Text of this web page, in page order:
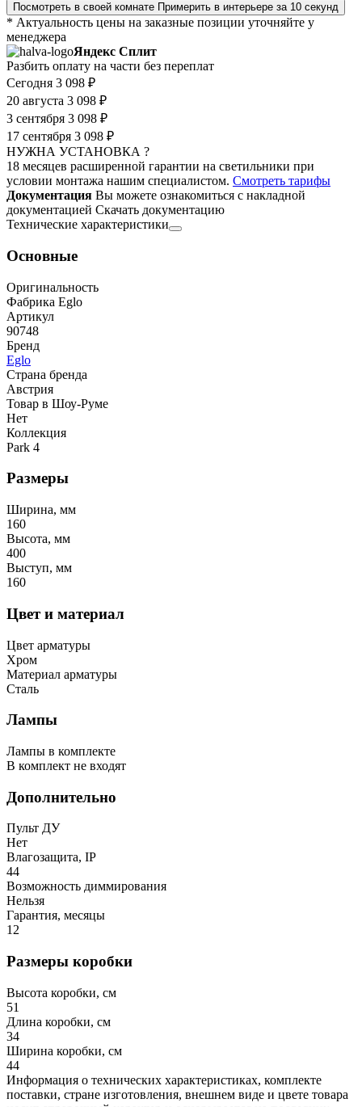
Посмотреть в своей комнате Примерить в интерьере за 10 секунд
* Актуальность цены на заказные позиции уточняйте у
менеджера
Яндекс Сплит
Разбить оплату на части без переплат
Сегодня 3 098 ₽
20 августа 3 098 ₽
3 сентября 3 098 ₽
17 сентября 3 098 ₽
НУЖНА УСТАНОВКА ?
18 месяцев расширенной гарантии на светильники при
условии монтажа нашим специалистом. Смотреть тарифы
Документация Вы можете ознакомиться с накладной
документацией Скачать документацию
Технические характеристики
Основные
Оригинальность
Фабрика Eglo
Артикул
90748
Бренд
Eglo
Страна бренда
Австрия
Товар в Шоу-Руме
Нет
Коллекция
Park 4
Размеры
Ширина, мм
160
Высота, мм
400
Выступ, мм
160
Цвет и материал
Цвет арматуры
Хром
Материал арматуры
Сталь
Лампы
Лампы в комплекте
В комплект не входят
Дополнительно
Пульт ДУ
Нет
Влагозащита, IP
44
Возможность диммирования
Нельзя
Гарантия, месяцы
12
Размеры коробки
Высота коробки, см
51
Длина коробки, см
34
Ширина коробки, см
44
Информация о технических характеристиках, комплекте
поставки, стране изготовления, внешнем виде и цвете товара